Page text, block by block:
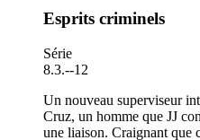
Esprits criminels
Série
8.3.--12
Un nouveau superviseur
Cruz, un homme que JJ
une liaison. Craignant que